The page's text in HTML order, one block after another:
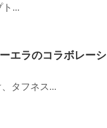
...
エラのコラボレーシ
タフネス...